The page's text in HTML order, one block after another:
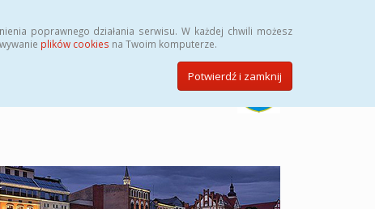
poprawnego działania serwisu. W każdej chwili możesz
plików cookies na Twoim komputerze.
Potwierdź i zamknij